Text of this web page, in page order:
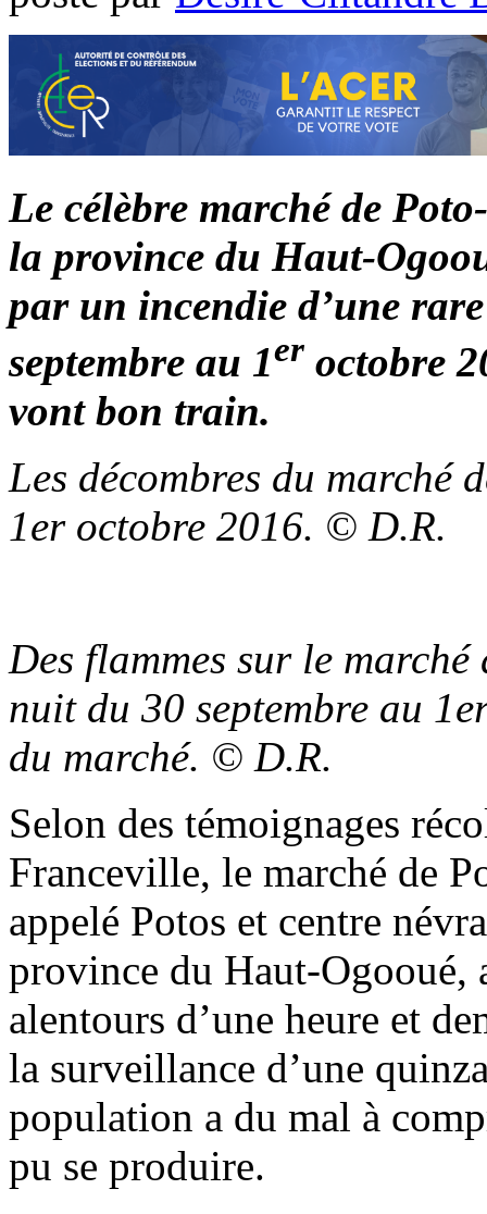
Le célèbre marché de
la province du Haut-
par un incendie d’une
septembre au 1er octobre
vont bon train.
Les décombres du marché
1er octobre 2016. © D.R.
Des flammes sur le
nuit du 30 septembre au
du marché. © D.R.
Selon des témoignages
Franceville, le marché de
appelé Potos et centre
province du Haut-Ogooué,
alentours d’une heure et
la surveillance d’une
population a du mal à
pu se produire.